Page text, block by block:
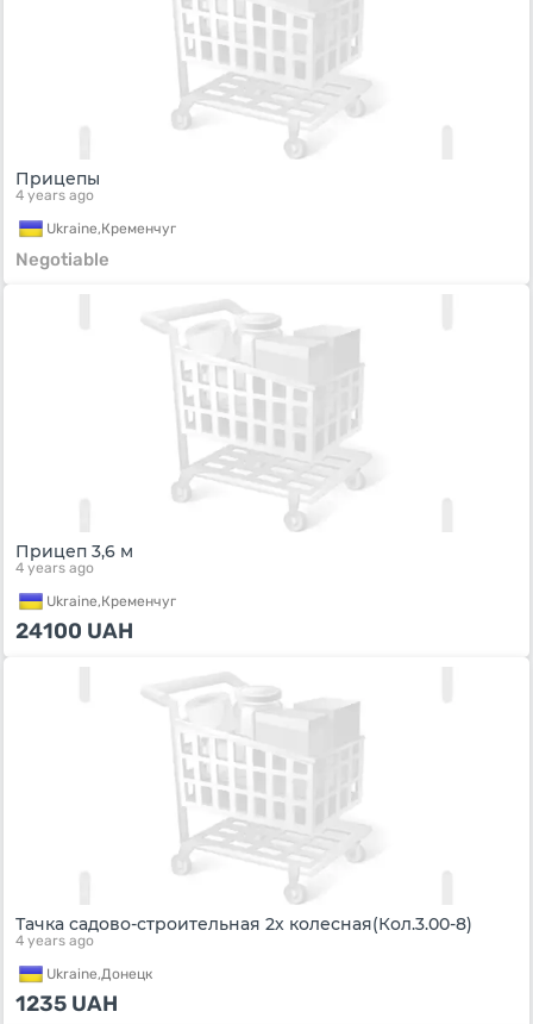
Прицепы
4 years ago
Ukraine,Кременчуг
Negotiable
Прицеп 3,6 м
4 years ago
Ukraine,Кременчуг
24100 UAH
Тачка садово-строительная 2х колесная(Кол.3.00-8)
4 years ago
Ukraine,Донецк
1235 UAH